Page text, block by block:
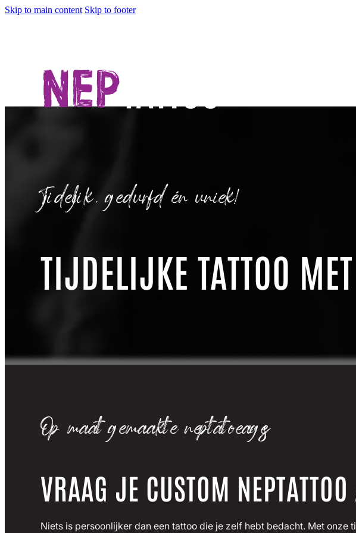
Skip to main content Skip to footer
Tijdelijk, gedurfd én uniek!
TIJDELIJKE TATTOO
Op maat gemaakte neptatoeages
VRAAG JE CUSTOM
Niets is persoonlijker dan een tattoo die je zelf hebt bedacht. Met onze